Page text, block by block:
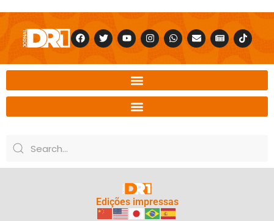
Edições impressas